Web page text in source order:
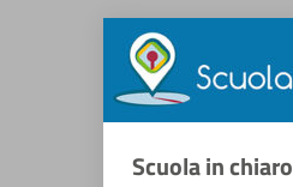
Scuola in chiaro